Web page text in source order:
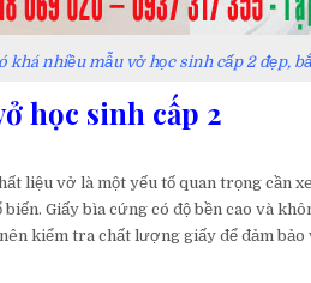
khá nhiều mẫu vở học sinh cấp 2 đẹp,
học sinh cấp 2
liệu vở là một yếu tố quan trọng cần
Giấy bìa cứng có độ bền cao và
kiểm tra chất lượng giấy để đảm